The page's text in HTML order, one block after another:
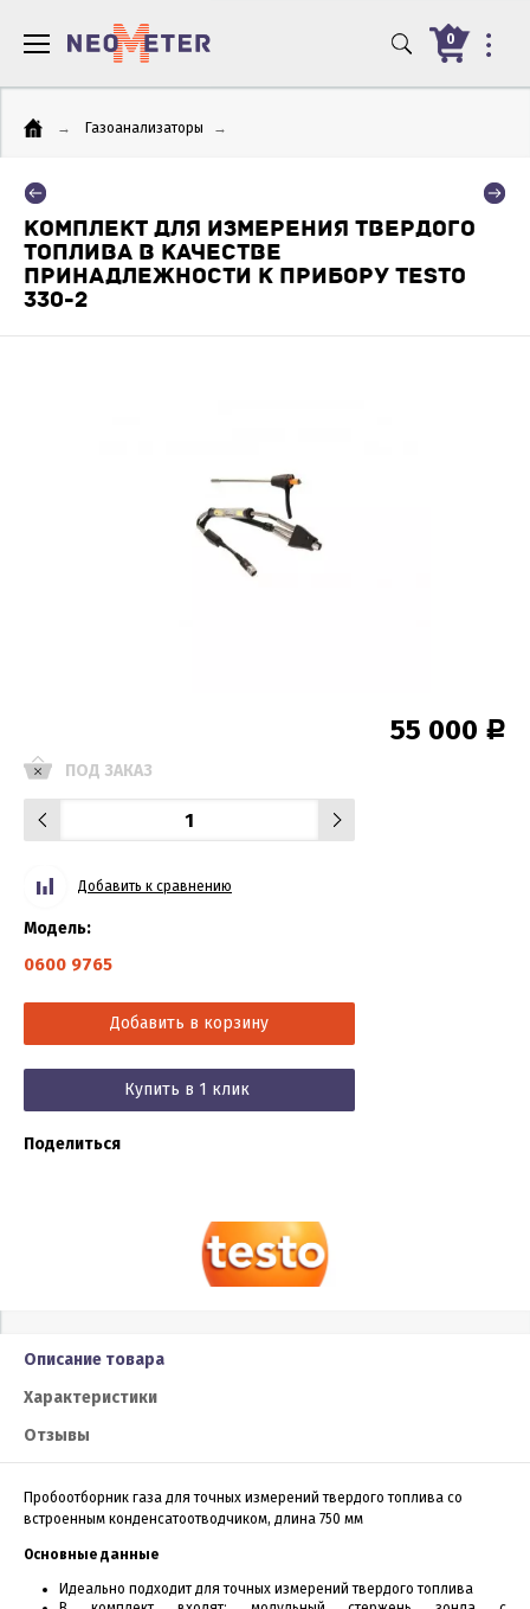
0
→ Газоанализаторы →
КОМПЛЕКТ ДЛЯ ИЗМЕРЕНИЯ ТВЕРДОГО
ТОПЛИВА В КАЧЕСТВЕ
ПРИНАДЛЕЖНОСТИ К ПРИБОРУ TESTO
330-2
55 000 Р
ПОД ЗАКАЗ
Добавить к сравнению
Модель:
0600 9765
Добавить в корзину
Купить в 1 клик
Поделиться
Описание товара
Характеристики
Отзывы
Пробоотборник газа для точных измерений твердого топлива со
встроенным конденсатоотводчиком, длина 750 мм
Основные данные
Идеально подходит для точных измерений твердого топлива